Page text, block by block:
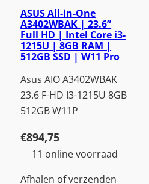
ASUS All-in-One
A3402WBAK | 23.6”
Full HD | Intel Core i3-
1215U | 8GB RAM |
512GB SSD | W11 Pro
Asus AIO A3402WBAK
23.6 F-HD I3-1215U 8GB
512GB W11P
€894,75
11 online voorraad
Afhalen of verzenden